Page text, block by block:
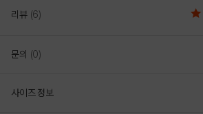
리뷰 (6)
문의 (0)
사이즈 정보